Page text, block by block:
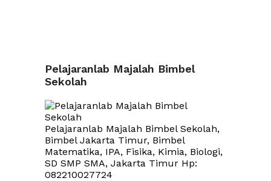
Pelajaranlab Majalah Bimbel
Sekolah
Pelajaranlab Majalah Bimbel Sekolah,
Bimbel Jakarta Timur, Bimbel
Matematika, IPA, Fisika, Kimia, Biologi,
SD SMP SMA, Jakarta Timur Hp:
082210027724